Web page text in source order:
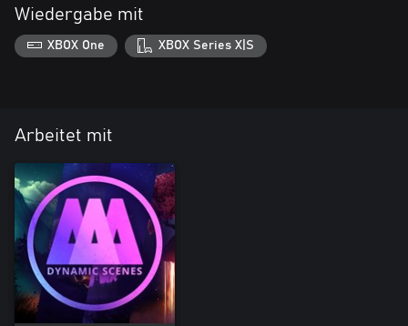
Wiedergabe mit
XBOX One XBOX Series X|S
Arbeitet mit